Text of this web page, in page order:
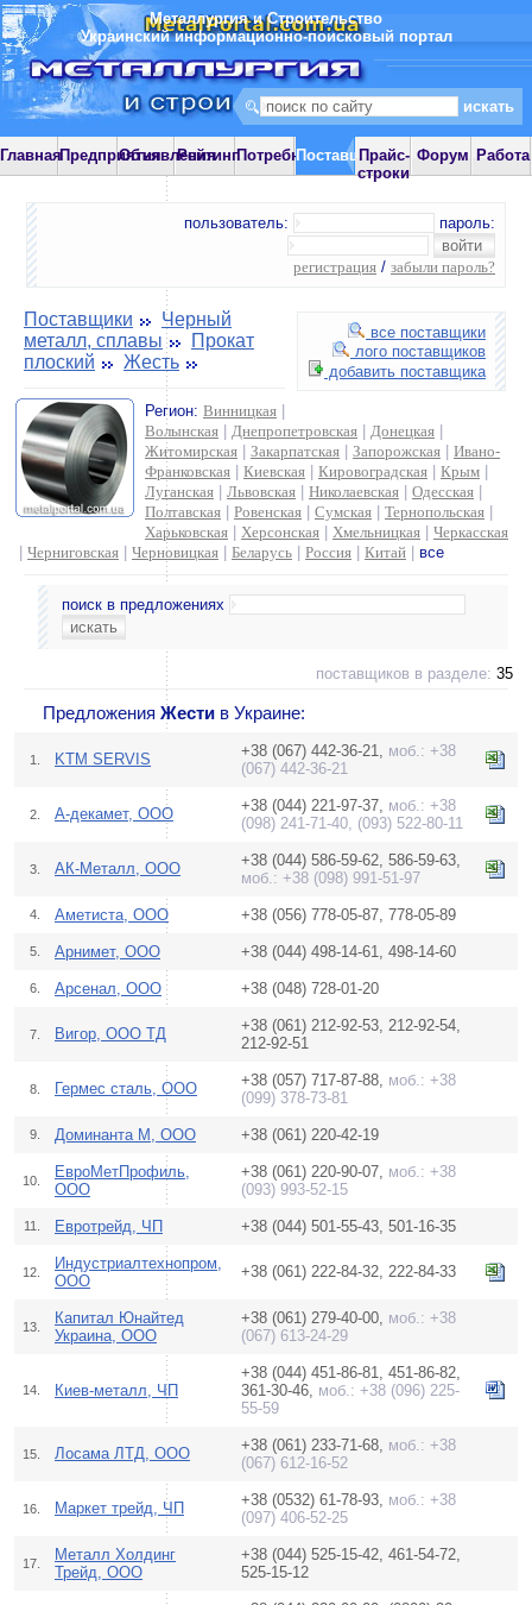
Металлургия и Строительство
Украинский информационно-поисковый портал
ГлавнаяПредприятияОбъявления
РейтингПотребностиПоставщики
Прайс-
строки
Форум Работа
пользователь: пароль:
регистрация / забыли пароль?
все поставщики
лого поставщиков
добавить поставщика
Поставщики
Черный
металл, сплавы
Прокат
плоский
Жесть
Регион: Винницкая
Волынская
Днепропетровская Донецкая
Житомирская
Закарпатская Запорожская
Ивано-
Франковская
Киевская Кировоградская Крым
Луганская
Львовская Николаевская Одесская
Полтавская
Ровенская Сумская Тернопольская
Харьковская
Херсонская Хмельницкая
Черкасская
Черниговская Черновицкая Беларусь Россия Китай все
поиск в предложениях
поставщиков в разделе: 35
Предложения Жести в Украине:
1. KTM SERVIS +38 (067) 442-36-21, моб.: +38
(067) 442-36-21
2. А-декамет, ООО +38 (044) 221-97-37, моб.: +38
(098) 241-71-40, (093) 522-80-11
3. АК-Металл, ООО
+38 (044) 586-59-62, 586-59-63,
моб.: +38 (098) 991-51-97
4. Аметиста, OOO +38 (056) 778-05-87, 778-05-89
5. Арнимет, ООО +38 (044) 498-14-61, 498-14-60
6. Арсенал, ООО +38 (048) 728-01-20
7. Вигор, ООО ТД
+38 (061) 212-92-53, 212-92-54,
212-92-51
8. Гермес сталь, ООО +38 (057) 717-87-88, моб.: +38
(099) 378-73-81
9. Доминанта М, ООО +38 (061) 220-42-19
10.
ЕвроМетПрофиль,
ООО
+38 (061) 220-90-07, моб.: +38
(093) 993-52-15
11. Евротрейд, ЧП +38 (044) 501-55-43, 501-16-35
12.
Индустриалтехнопром,
ООО
+38 (061) 222-84-32, 222-84-33
13.
Капитал Юнайтед
Украина, ООО
+38 (061) 279-40-00, моб.: +38
(067) 613-24-29
14. Киев-металл, ЧП
+38 (044) 451-86-81, 451-86-82,
361-30-46, моб.: +38 (096) 225-
55-59
15. Лосама ЛТД, ООО +38 (061) 233-71-68, моб.: +38
(067) 612-16-52
16. Маркет трейд, ЧП +38 (0532) 61-78-93, моб.: +38
(097) 406-52-25
17.
Металл Холдинг
Трейд, ООО
+38 (044) 525-15-42, 461-54-72,
525-15-12